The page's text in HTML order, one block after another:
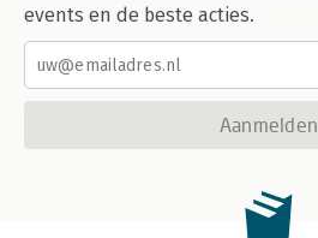
events en de beste acties.
Aanmelden